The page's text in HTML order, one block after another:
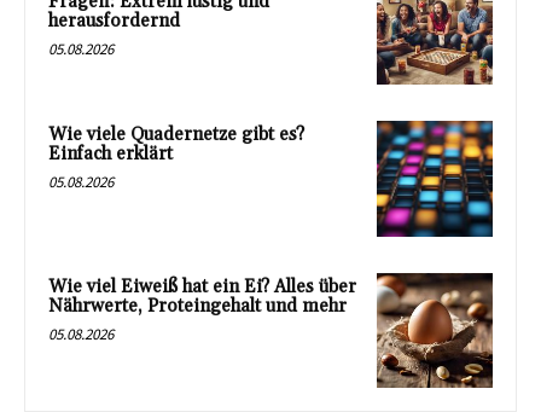
herausfordernd
05.08.2026
Wie viele Quadernetze gibt es?
Einfach erklärt
05.08.2026
Wie viel Eiweiß hat ein Ei? Alles über
Nährwerte, Proteingehalt und mehr
05.08.2026